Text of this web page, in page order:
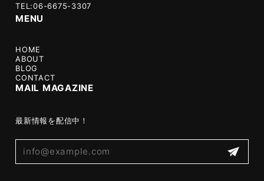
TEL:06-6675-3307
MENU
HOME
ABOUT
BLOG
CONTACT
MAIL MAGAZINE
最新情報を配信中！